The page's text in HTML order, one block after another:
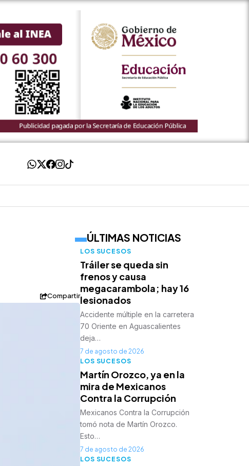
Compartir
ÚLTIMAS NOTICIAS
LOS SUCESOS
Tráiler se queda sin
frenos y causa
megacarambola; hay 16
lesionados
Accidente múltiple en la carretera
70 Oriente en Aguascalientes
deja…
7 de agosto de 2026
LOS SUCESOS
Martín Orozco, ya en la
mira de Mexicanos
Contra la Corrupción
Mexicanos Contra la Corrupción
tomó nota de Martín Orozco.
Esto…
7 de agosto de 2026
LOS SUCESOS